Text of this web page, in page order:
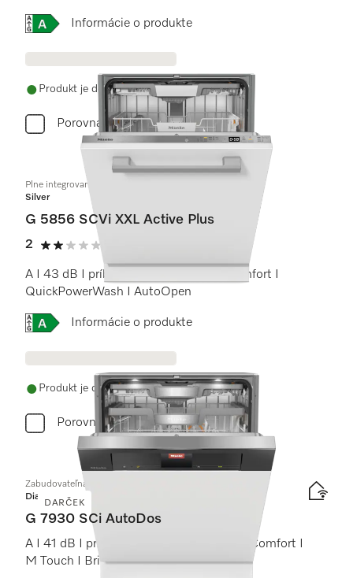
Online Label Flag, Energetický štítok
Informácie o produkte
Produkt je dostupný
Porovnať
Plne integrovaná umývačka riadu XXL
Silver
G 5856 SCVi XXL Active Plus
2
2 / 5
A I 43 dB I príborová zásuvka I koše Comfort I
QuickPowerWash I AutoOpen
Online Label Flag, Energetický štítok
Informácie o produkte
Produkt je dostupný
Porovnať
DARČEK
Zabudovateľná umývačka riadu
Diamond
G 7930 SCi AutoDos
A I 41 dB I príborová zásuvka I koše MaxiComfort I
M Touch I BrilliantLight